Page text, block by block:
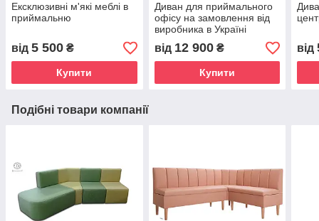
Ексклюзивні м'які меблі в
приймальню
від 5 500 ₴
Купити
Диван для приймального
офісу на замовлення від
виробника в Україні
"Дойчман"
від 12 900₴
Купити
від
Подібні товари компанії